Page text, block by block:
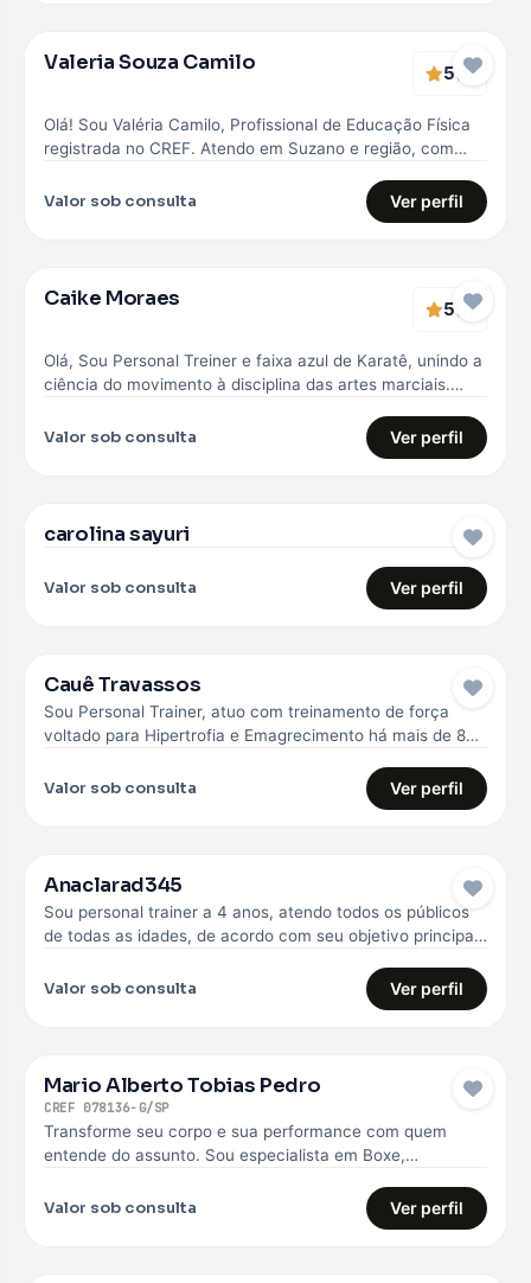
EMBAIXADOR
Valeria Souza Camilo 5(1)
Olá! Sou Valéria Camilo, Profissional de Educação Física
registrada no CREF. Atendo em Suzano e região, com
Valor sob consulta Ver perfil
EMBAIXADOR
Caike Moraes 5(1)
Olá, Sou Personal Treiner e faixa azul de Karatê, unindo a
ciência do movimento à disciplina das artes marciais.
Valor sob consulta Ver perfil
EMBAIXADOR
carolina sayuri
Valor sob consulta Ver perfil
EMBAIXADOR
Cauê Travassos
Sou Personal Trainer, atuo com treinamento de força
voltado para Hipertrofia e Emagrecimento há mais de 8
Valor sob consulta Ver perfil
Anaclarad345
Sou personal trainer a 4 anos, atendo todos os públicos
de todas as idades, de acordo com seu objetivo principal,
Valor sob consulta Ver perfil
Mario Alberto Tobias Pedro
CREF 078136-G/SP
Transforme seu corpo e sua performance com quem
entende do assunto. Sou especialista em Boxe,
Valor sob consulta Ver perfil